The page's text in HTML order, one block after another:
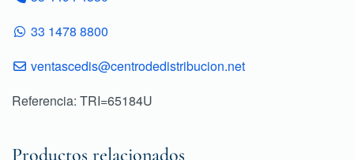
33 1478 8800
ventascedis@centrodedistribucion.net
Referencia: TRI=65184U
Productos relacionados